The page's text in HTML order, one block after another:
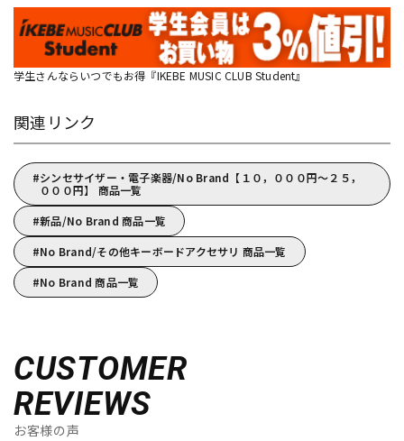
学生さんならいつでもお得『IKEBE MUSIC CLUB Student』
関連リンク
シンセサイザー・電子楽器/No Brand【１０，０００円～２５，
０００円】 商品一覧
新品/No Brand 商品一覧
No Brand/その他キーボードアクセサリ 商品一覧
No Brand 商品一覧
CUSTOMER
REVIEWS
お客様の声